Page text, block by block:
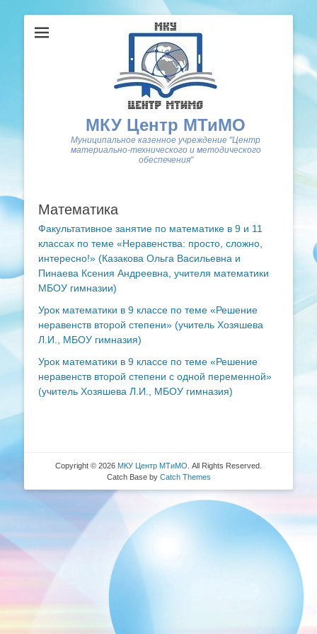
МКУ Центр МТиМО
Муниципальное казенное учреждение "Центр
материально-технического и методического
обеспечения"
Математика
Факультативное занятие по математике в 9 и 11
классах по теме «Неравенства: просто, сложно,
интересно!» (Казакова Ольга Васильевна и
Пинаева Ксения Андреевна, учителя математики
МБОУ гимназии)
Урок математики в 9 классе по теме «Решение
неравенств второй степени» (учитель Хозяшева
Л.И., МБОУ гимназия)
Урок математики в 9 классе по теме «Решение
неравенств второй степени с одной переменной»
(учитель Хозяшева Л.И., МБОУ гимназия)
Copyright © 2026 МКУ Центр МТиМО . All Rights Reserved.
Catch Base by Catch Themes